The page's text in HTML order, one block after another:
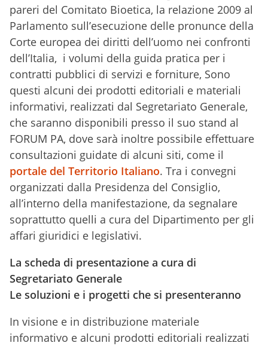
pareri del Comitato Bioetica, la relazione 2009 al
Parlamento sull’esecuzione delle pronunce della
Corte europea dei diritti dell’uomo nei confronti
dell’Italia, i volumi della guida pratica per i
contratti pubblici di servizi e forniture, Sono
questi alcuni dei prodotti editoriali e materiali
informativi, realizzati dal Segretariato Generale,
che saranno disponibili presso il suo stand al
FORUM PA, dove sarà inoltre possibile effettuare
consultazioni guidate di alcuni siti, come il
portale del Territorio Italiano. Tra i convegni
organizzati dalla Presidenza del Consiglio,
all’interno della manifestazione, da segnalare
soprattutto quelli a cura del Dipartimento per gli
affari giuridici e legislativi.
La scheda di presentazione a cura di
Segretariato Generale
Le soluzioni e i progetti che si presenteranno
In visione e in distribuzione materiale
informativo e alcuni prodotti editoriali realizzati